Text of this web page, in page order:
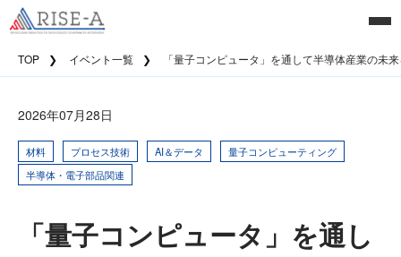
TOP イベント一覧 「量子コンピュータ」を通して半導体産業の未
2026年07月28日
材料 プロセス技術 AI＆データ
量子コンピューティング
半導体・電子部品関連
「量子コンピュータ」を通し